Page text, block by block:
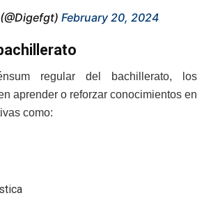
February 20, 2024
regular del bachillerato, los
aprender o reforzar conocimientos en
como: